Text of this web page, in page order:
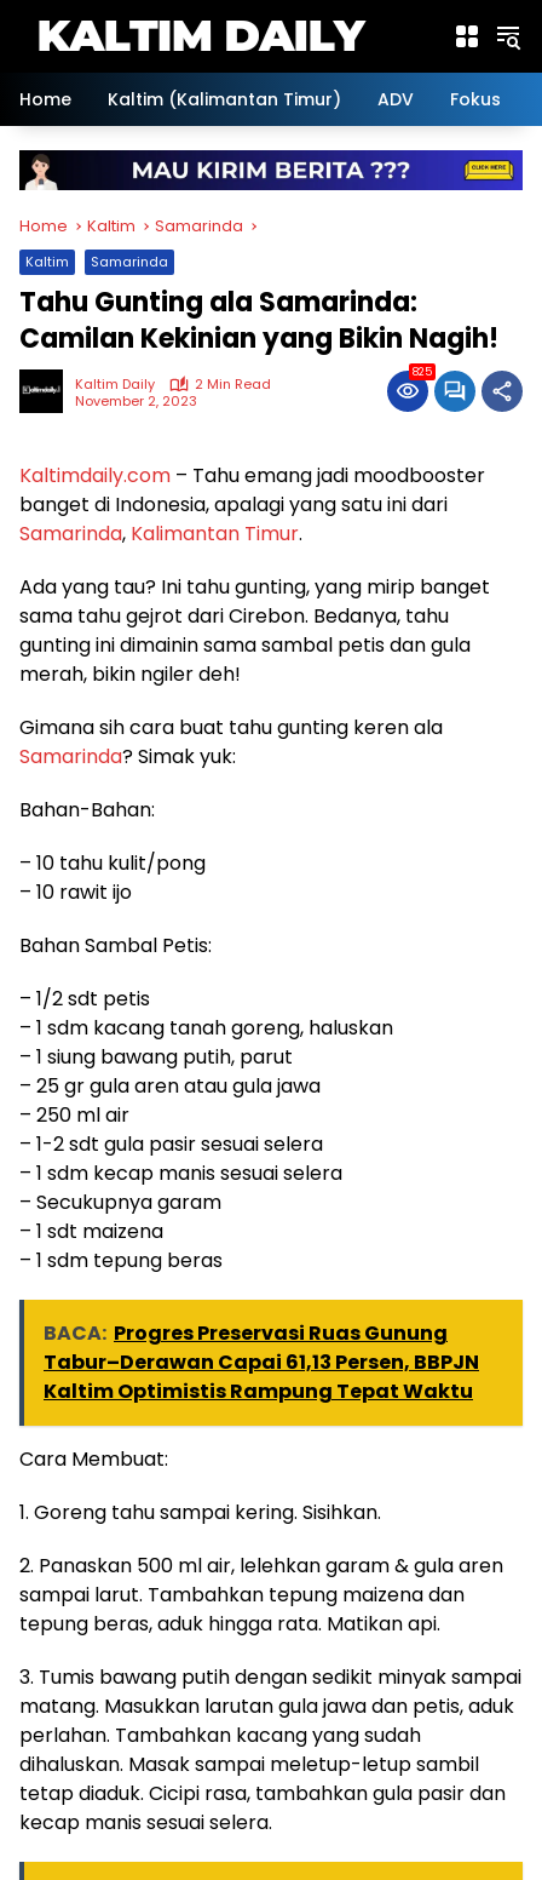
Home
Kaltim (Kalimantan Timur) ADV Fokus
Home Kaltim Samarinda
Kaltim Samarinda
Tahu Gunting ala Samarinda:
Camilan Kekinian yang Bikin Nagih!
Kaltim Daily
2 Min Read
November 2, 2023
825
Kaltimdaily.com – Tahu emang jadi moodbooster
banget di Indonesia, apalagi yang satu ini dari
Samarinda, Kalimantan Timur.
Ada yang tau? Ini tahu gunting, yang mirip banget
sama tahu gejrot dari Cirebon. Bedanya, tahu
gunting ini dimainin sama sambal petis dan gula
merah, bikin ngiler deh!
Gimana sih cara buat tahu gunting keren ala
Samarinda? Simak yuk:
Bahan-Bahan:
– 10 tahu kulit/pong
– 10 rawit ijo
Bahan Sambal Petis:
– 1/2 sdt petis
– 1 sdm kacang tanah goreng, haluskan
– 1 siung bawang putih, parut
– 25 gr gula aren atau gula jawa
– 250 ml air
– 1-2 sdt gula pasir sesuai selera
– 1 sdm kecap manis sesuai selera
– Secukupnya garam
– 1 sdt maizena
– 1 sdm tepung beras
BACA: Progres Preservasi Ruas Gunung
Tabur–Derawan Capai 61,13 Persen, BBPJN
Kaltim Optimistis Rampung Tepat Waktu
Cara Membuat:
1. Goreng tahu sampai kering. Sisihkan.
2. Panaskan 500 ml air, lelehkan garam & gula aren
sampai larut. Tambahkan tepung maizena dan
tepung beras, aduk hingga rata. Matikan api.
3. Tumis bawang putih dengan sedikit minyak sampai
matang. Masukkan larutan gula jawa dan petis, aduk
perlahan. Tambahkan kacang yang sudah
dihaluskan. Masak sampai meletup-letup sambil
tetap diaduk. Cicipi rasa, tambahkan gula pasir dan
kecap manis sesuai selera.